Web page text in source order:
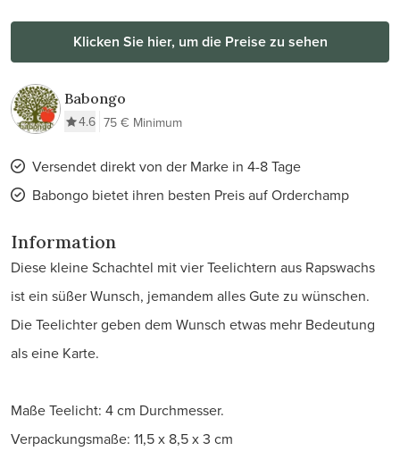
Klicken Sie hier, um die Preise zu sehen
Babongo
4.6 75 € Minimum
Versendet direkt von der Marke in 4-8 Tage
Babongo bietet ihren besten Preis auf Orderchamp
Information
Diese kleine Schachtel mit vier Teelichtern aus Rapswachs
ist ein süßer Wunsch, jemandem alles Gute zu wünschen.
Die Teelichter geben dem Wunsch etwas mehr Bedeutung
als eine Karte.
Maße Teelicht: 4 cm Durchmesser.
Verpackungsmaße: 11,5 x 8,5 x 3 cm